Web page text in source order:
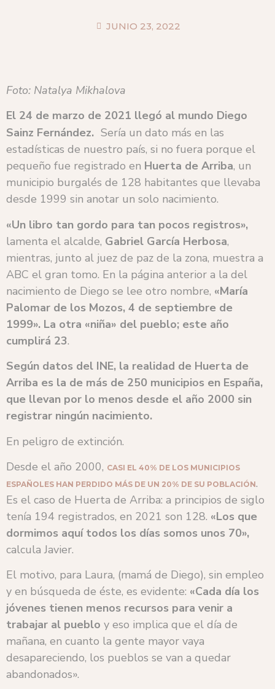
JUNIO 23, 2022
Foto: Natalya Mikhalova
El 24 de marzo de 2021 llegó al mundo Diego
Sainz Fernández. Sería un dato más en las
estadísticas de nuestro país, si no fuera porque el
pequeño fue registrado en Huerta de Arriba, un
municipio burgalés de 128 habitantes que llevaba
desde 1999 sin anotar un solo nacimiento.
«Un libro tan gordo para tan pocos registros»,
lamenta el alcalde, Gabriel García Herbosa,
mientras, junto al juez de paz de la zona, muestra a
ABC el gran tomo. En la página anterior a la del
nacimiento de Diego se lee otro nombre, «María
Palomar de los Mozos, 4 de septiembre de
1999». La otra «niña» del pueblo; este año
cumplirá 23.
Según datos del INE, la realidad de Huerta de
Arriba es la de más de 250 municipios en España,
que llevan por lo menos desde el año 2000 sin
registrar ningún nacimiento.
En peligro de extinción.
Desde el año 2000, CASI EL 40% DE LOS MUNICIPIOS
ESPAÑOLES HAN PERDIDO MÁS DE UN 20% DE SU POBLACIÓN.
Es el caso de Huerta de Arriba: a principios de siglo
tenía 194 registrados, en 2021 son 128. «Los que
dormimos aquí todos los días somos unos 70»,
calcula Javier.
El motivo, para Laura, (mamá de Diego), sin empleo
y en búsqueda de éste, es evidente: «Cada día los
jóvenes tienen menos recursos para venir a
trabajar al pueblo y eso implica que el día de
mañana, en cuanto la gente mayor vaya
desapareciendo, los pueblos se van a quedar
abandonados».